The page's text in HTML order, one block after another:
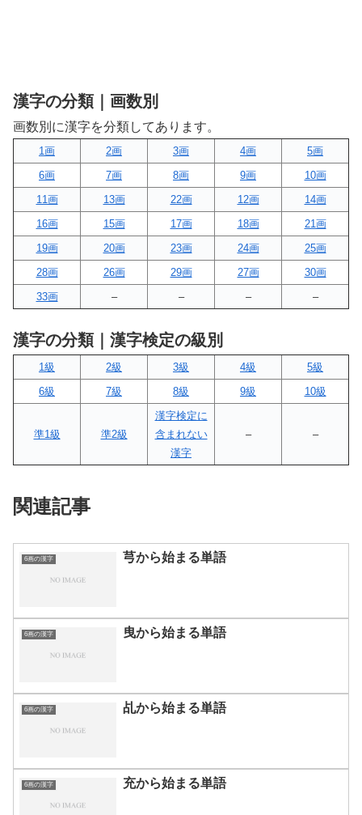
漢字の分類｜画数別
画数別に漢字を分類してあります。
1画 2画 3画 4画
5画
6画
7画 8画 9画
10画
11画
13画 22画 12画
14画
16画
15画 17画 18画
21画
19画
20画 23画 24画
25画
28画
26画 29画 27画
30画
33画
– – – –
漢字の分類｜漢字検定の級別
1級 2級 3級 4級
5級
6級
7級 8級 9級 10級
準1級 準2級
漢字検定に
含まれない
漢字
– –
関連記事
6画の漢字 芎から始まる単語
6画の漢字 曳から始まる単語
6画の漢字 乩から始まる単語
6画の漢字 充から始まる単語